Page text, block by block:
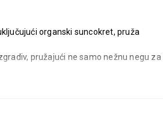
organski suncokret, pruža
pružajući ne samo nežnu negu za